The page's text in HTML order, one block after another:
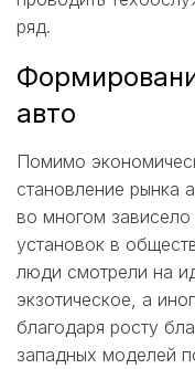
ряд.
авто
Помимо
становление рынка
во многом зависело
установок в
люди смотрели на
экзотическое, а
благодаря росту
западных моделей